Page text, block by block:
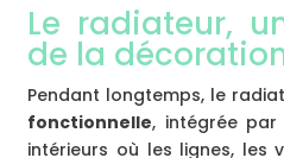
Le radiateur,
de la
Pendant longtemps, le
fonctionnelle, intégrée par
intérieurs où les lignes, les